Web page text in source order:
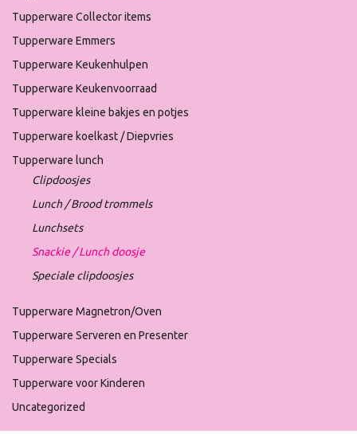
Tupperware Collector items
Tupperware Emmers
Tupperware Keukenhulpen
Tupperware Keukenvoorraad
Tupperware kleine bakjes en potjes
Tupperware koelkast / Diepvries
Tupperware lunch
Clipdoosjes
Lunch / Brood trommels
Lunchsets
Snackie / Lunch doosje
Speciale clipdoosjes
Tupperware Magnetron/Oven
Tupperware Serveren en Presenter
Tupperware Specials
Tupperware voor Kinderen
Uncategorized